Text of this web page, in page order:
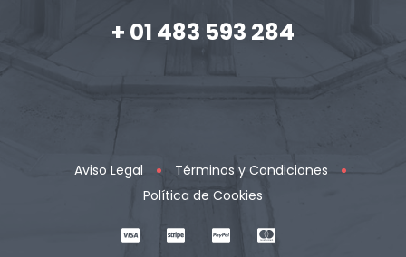
+ 01 483 593 284
Aviso Legal
Términos y Condiciones
Política de Cookies